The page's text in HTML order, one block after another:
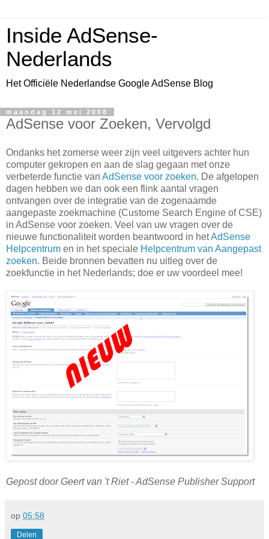
Inside AdSense-
Nederlands
Het Officiële Nederlandse Google AdSense Blog
maandag 12 mei 2008
AdSense voor Zoeken, Vervolgd
Ondanks het zomerse weer zijn veel uitgevers achter hun
computer gekropen en aan de slag gegaan met onze
verbeterde functie van AdSense voor zoeken. De afgelopen
dagen hebben we dan ook een flink aantal vragen
ontvangen over de integratie van de zogenaamde
aangepaste zoekmachine (Custome Search Engine of CSE)
in AdSense voor zoeken. Veel van uw vragen over de
nieuwe functionaliteit worden beantwoord in hetAdSense
Helpcentrum en in het speciale Helpcentrum van Aangepast
zoeken. Beide bronnen bevatten nu uitleg over de
zoekfunctie in het Nederlands; doe er uw voordeel mee!
Gepost door Geert van 't Riet - AdSense Publisher Support
op 05:58
Delen